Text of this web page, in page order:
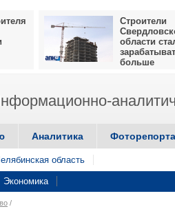
Строители
области
больше
Аналитика
область
Экономика
/